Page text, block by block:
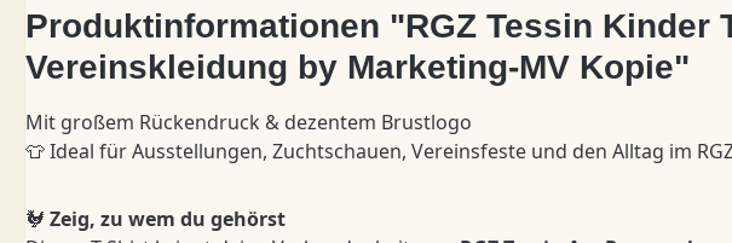
Produktinformationen "RGZ Tessin Kinder
Vereinskleidung by Marketing-MV Kopie"
Mit großem Rückendruck & dezentem Brustlogo
👕 Ideal für Ausstellungen, Zuchtschauen, Vereinsfeste und den Alltag im
🐓 Zeig, zu wem du gehörst